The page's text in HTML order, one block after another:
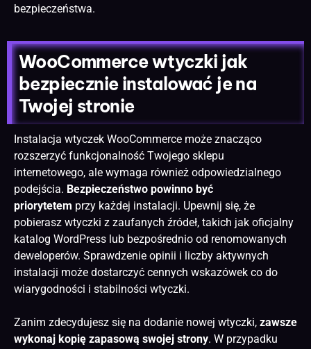
bezpieczeństwa.
WooCommerce wtyczki jak
bezpiecznie instalować je na
Twojej stronie
Instalacja wtyczek WooCommerce może znacząco
rozszerzyć funkcjonalność Twojego sklepu
internetowego, ale wymaga również odpowiedzialnego
podejścia. Bezpieczeństwo powinno być
priorytetem przy każdej instalacji. Upewnij się, że
pobierasz wtyczki z zaufanych źródeł, takich jak oficjalny
katalog WordPress lub bezpośrednio od renomowanych
deweloperów. Sprawdzenie opinii i liczby aktywnych
instalacji może dostarczyć cennych wskazówek co do
wiarygodności i stabilności wtyczki.
Zanim zdecydujesz się na dodanie nowej wtyczki, zawsze
wykonaj kopię zapasową swojej strony. W przypadku